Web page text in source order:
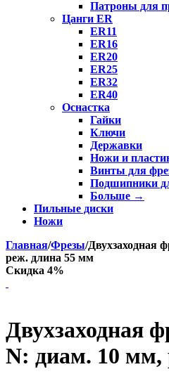
Патроны для
Цанги ER
ER11
ER16
ER20
ER25
ER32
ER40
Оснастка
Гайки
Ключи
Державки
Ножи и
Винты для
Подшипники
Больше →
Пильные диски
Ножи
Главная/Фрезы/Двухзаходная
реж. длина 55 мм
Скидка 4%
Двухзаходная
N: диам. 10 мм,